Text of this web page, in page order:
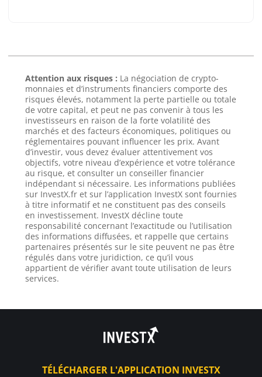
Attention aux risques : La négociation de crypto-
monnaies et d’instruments financiers comporte des
risques élevés, notamment la perte partielle ou totale
de votre capital, et peut ne pas convenir à tous les
investisseurs en raison de la forte volatilité des
marchés et des facteurs économiques, politiques ou
réglementaires pouvant influencer les prix. Avant
d’investir, vous devez évaluer attentivement vos
objectifs, votre niveau d’expérience et votre tolérance
au risque, et consulter un conseiller financier
indépendant si nécessaire. Les informations publiées
sur InvestX.fr et sur l’application InvestX sont fournies
à titre informatif et ne constituent pas des conseils
en investissement. InvestX décline toute
responsabilité concernant l’exactitude ou l’utilisation
des informations diffusées, et rappelle que certains
partenaires présentés sur le site peuvent ne pas être
régulés dans votre juridiction, ce qu’il vous
appartient de vérifier avant toute utilisation de leurs
services.
TÉLÉCHARGER L'APPLICATION INVESTX